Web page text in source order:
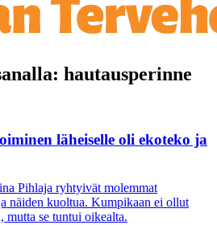
hautausperinne
läheiselle oli ekoteko ja
Pihlaja ryhtyivät molemmat
näiden kuoltua. Kumpikaan ei ollut
mutta se tuntui oikealta.